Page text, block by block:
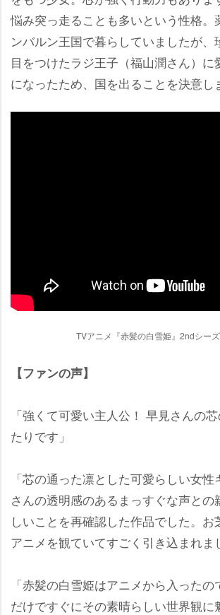
悩み突っ走ることも多いという性格。
ンバルン王国で暮らしていましたが、
目をつけたラジ王子（福山潤さん）に
になったため、国を出ることを決意し
TVアニメ『赤髪の白雪姫』2ndシー
【ファンの声】
「強くて可愛い主人公！ 早見さんの
たりです」
「芯の通った凛とした可愛らしい女
さんの透明感のあるまっすぐな声との
しいことを再確認した作品でした。お
アニメを観ていてすごく引き込まれま
「赤髪の白雪姫はアニメから入った
だけですぐにその素晴らしい世界観に